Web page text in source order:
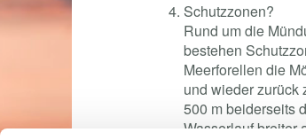
Schutzzonen?
Rund um die
bestehen
Meerforellen die
und wieder zurück
500 m beiderseits
Wasserlauf breiter